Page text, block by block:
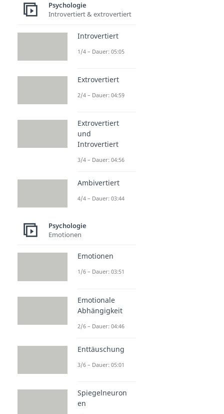
Psychologie
Introvertiert & extrovertiert
Introvertiert
1/4 – Dauer: 05:05
Extrovertiert
2/4 – Dauer: 04:59
Extrovertiert
und
Introvertiert
3/4 – Dauer: 04:56
Ambivertiert
4/4 – Dauer: 03:44
Psychologie
Emotionen
Emotionen
1/6 – Dauer: 03:51
Emotionale
Abhängigkeit
2/6 – Dauer: 04:46
Enttäuschung
3/6 – Dauer: 05:01
Spiegelneuron
en